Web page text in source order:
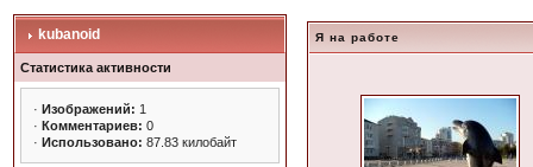
kubanoid
Статистика активности
· Изображений: 1
· Комментариев: 0
· Использовано: 87.83 килобайт
Я на работе